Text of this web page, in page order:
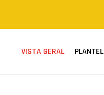
PROJETOS
VISTA GERAL PLANTEL